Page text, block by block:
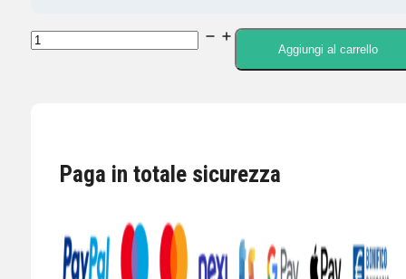
YAESU
banda
Aggiungi al carrello
Paga in totale sicurezza